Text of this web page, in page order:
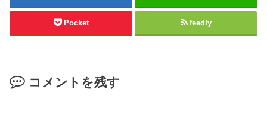
Pocket feedly
コメントを残す